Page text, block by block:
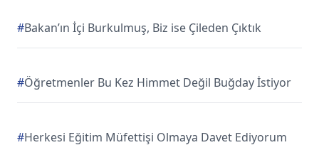
#Bakan’ın İçi Burkulmuş, Biz ise Çileden Çıktık
#Öğretmenler Bu Kez Himmet Değil Buğday İstiyor
#Herkesi Eğitim Müfettişi Olmaya Davet Ediyorum